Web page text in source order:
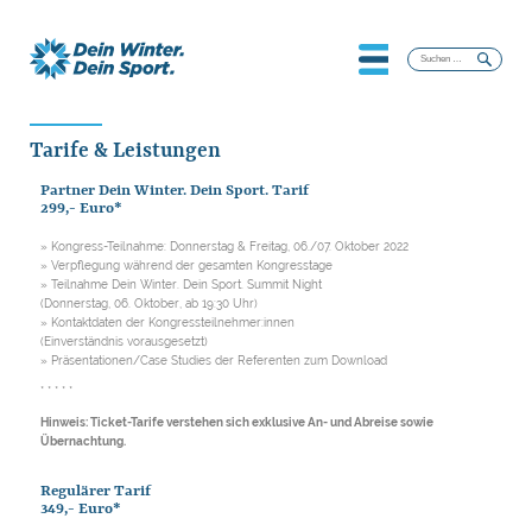
Suchen
nach:
Tarife & Leistungen
Partner Dein Winter. Dein Sport. Tarif
299,- Euro*
» Kongress-Teilnahme: Donnerstag & Freitag, 06./07. Oktober 2022
» Verpflegung während der gesamten Kongresstage
» Teilnahme Dein Winter. Dein Sport. Summit Night
(Donnerstag, 06. Oktober, ab 19:30 Uhr)
» Kontaktdaten der Kongressteilnehmer:innen
(Einverständnis vorausgesetzt)
» Präsentationen/Case Studies der Referenten zum Download
* * * * *
Hinweis: Ticket-Tarife verstehen sich exklusive An- und Abreise sowie
Übernachtung.
Regulärer Tarif
349,- Euro*